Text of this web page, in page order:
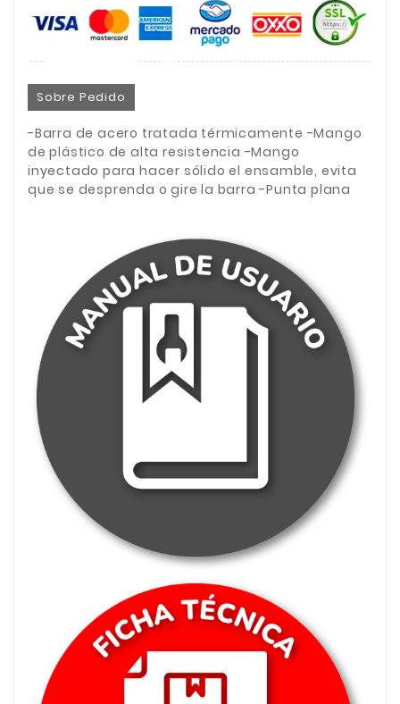
Sobre Pedido
-Barra de acero tratada térmicamente -Mango
de plástico de alta resistencia -Mango
inyectado para hacer sólido el ensamble, evita
que se desprenda o gire la barra -Punta plana